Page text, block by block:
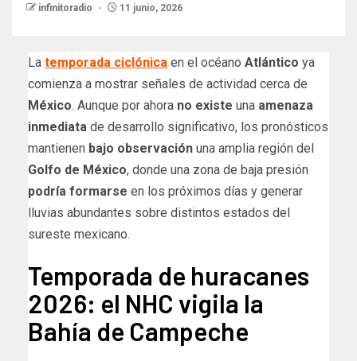
infinitoradio 11 junio, 2026
La temporada ciclónica en el océano Atlántico ya
comienza a mostrar señales de actividad cerca de
México. Aunque por ahora no existe una amenaza
inmediata de desarrollo significativo, los pronósticos
mantienen bajo observación una amplia región del
Golfo de México, donde una zona de baja presión
podría formarse en los próximos días y generar
lluvias abundantes sobre distintos estados del
sureste mexicano.
Temporada de huracanes
2026: el NHC vigila la
Bahía de Campeche